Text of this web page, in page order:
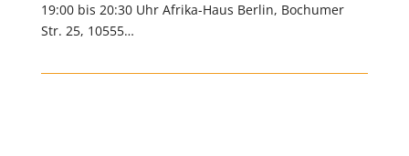
19:00 bis 20:30 Uhr Afrika-Haus Berlin, Bochumer
Str. 25, 10555…